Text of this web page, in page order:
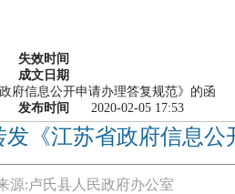
失效时间
成文日期
府信息公开申请办理答复规范》的函
发布时间 2020-02-05 17:53
《江苏省政府信息
源:卢氏县人民政府办公室